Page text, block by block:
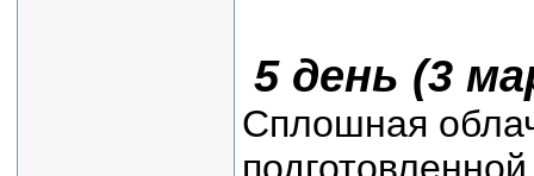
5 день (3
Сплошная